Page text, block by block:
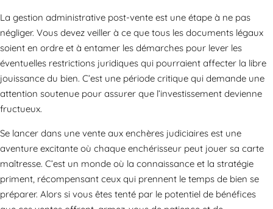
La gestion administrative post-vente est une étape à ne pas
négliger. Vous devez veiller à ce que tous les documents légaux
soient en ordre et à entamer les démarches pour lever les
éventuelles restrictions juridiques qui pourraient affecter la libre
jouissance du bien. C’est une période critique qui demande une
attention soutenue pour assurer que l’investissement devienne
fructueux.
Se lancer dans une vente aux enchères judiciaires est une
aventure excitante où chaque enchérisseur peut jouer sa carte
maîtresse. C’est un monde où la connaissance et la stratégie
priment, récompensant ceux qui prennent le temps de bien se
préparer. Alors si vous êtes tenté par le potentiel de bénéfices